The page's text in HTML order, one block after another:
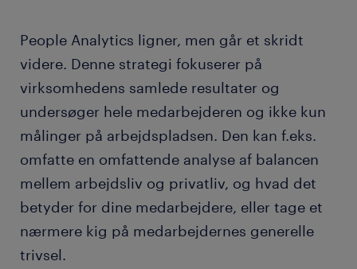
People Analytics ligner, men går et skridt
videre. Denne strategi fokuserer på
virksomhedens samlede resultater og
undersøger hele medarbejderen og ikke kun
målinger på arbejdspladsen. Den kan f.eks.
omfatte en omfattende analyse af balancen
mellem arbejdsliv og privatliv, og hvad det
betyder for dine medarbejdere, eller tage et
nærmere kig på medarbejdernes generelle
trivsel.